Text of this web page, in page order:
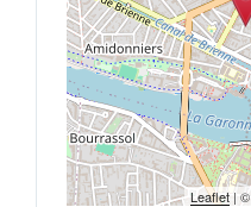
Leaflet | ©